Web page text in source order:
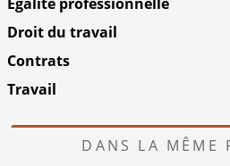
Droit du travail
Contrats
Travail
DANS LA MÊME